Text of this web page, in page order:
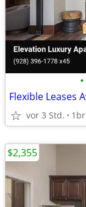
•
vor 3 Std. 1br
$2,355